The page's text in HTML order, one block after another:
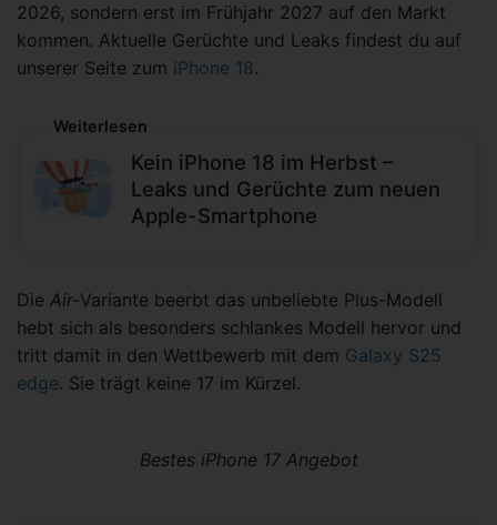
2026, sondern erst im Frühjahr 2027 auf den Markt
kommen. Aktuelle Gerüchte und Leaks findest du auf
unserer Seite zum iPhone 18.
Weiterlesen
Kein iPhone 18 im Herbst –
Leaks und Gerüchte zum neuen
Apple-Smartphone
Die Air-Variante beerbt das unbeliebte Plus-Modell
hebt sich als besonders schlankes Modell hervor und
tritt damit in den Wettbewerb mit dem Galaxy S25
edge. Sie trägt keine 17 im Kürzel.
Bestes iPhone 17 Angebot